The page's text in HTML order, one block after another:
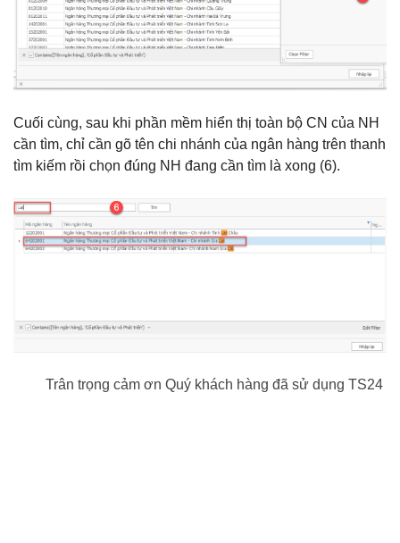
Cuối cùng, sau khi phần mềm hiển thị toàn bộ CN của NH
cần tìm, chỉ cần gõ tên chi nhánh của ngân hàng trên thanh
tìm kiếm rồi chọn đúng NH đang cần tìm là xong (6).
Trân trọng cảm ơn Quý khách hàng đã sử dụng TS24